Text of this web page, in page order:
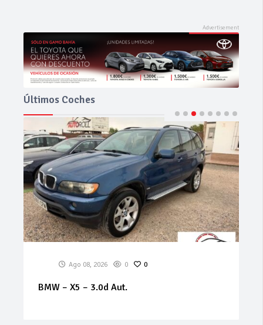
Últimos Coches
Ago 08, 2026 0 0
BMW – X5 – 3.0d Aut.